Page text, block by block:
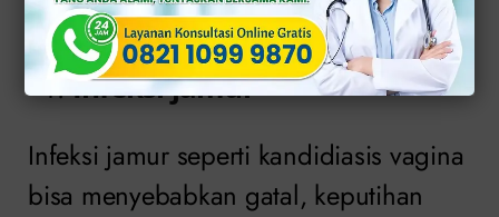
berikut faktornya:
Infeksi jamur
Infeksi jamur seperti kandidiasis vagina
bisa menyebabkan gatal, keputihan